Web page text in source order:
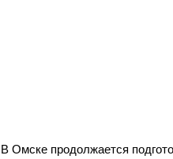
В Омске продолжается